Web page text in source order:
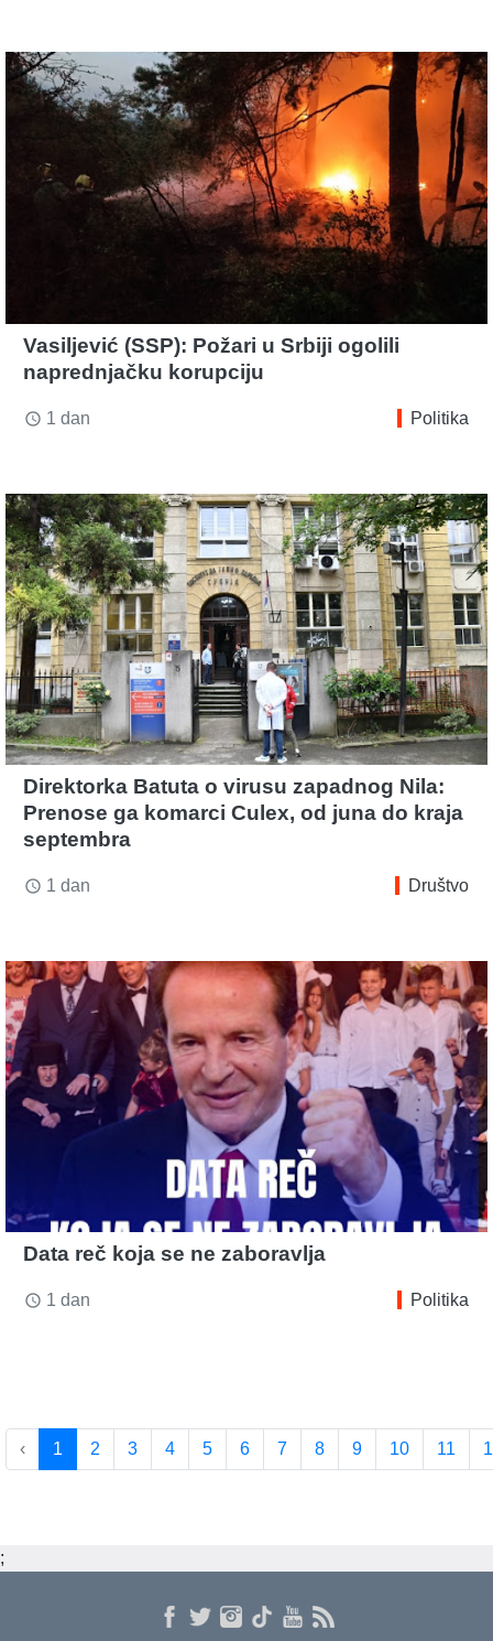
Vasiljević (SSP): Požari u Srbiji ogolili
naprednjačku korupciju
access_time 1 dan Politika
Direktorka Batuta o virusu zapadnog Nila:
Prenose ga komarci Culex, od juna do kraja
septembra
access_time 1 dan Društvo
Data reč koja se ne zaboravlja
access_time 1 dan Politika
‹ 1 2 3 4 5 6 7 8 9 10 11
;